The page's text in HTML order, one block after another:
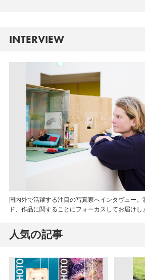
INTERVIEW
国内外で活躍する注目の写真家へインタヴュー
ド、作品に関することにフォーカスしてお届けし
人気の記事